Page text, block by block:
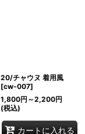
20/チャウヌ 着用風
[cw-007]
1,800円 ～2,200円
(税込)
カートに入れる